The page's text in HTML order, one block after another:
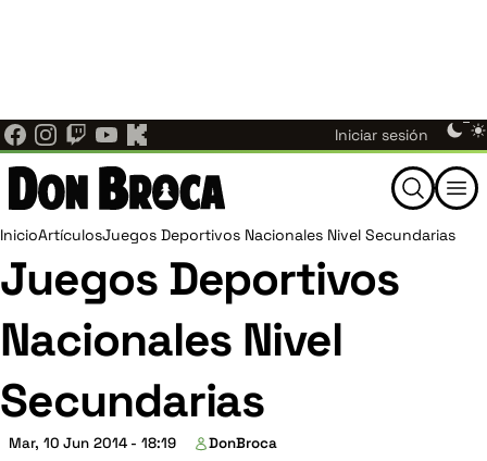
Menú
cuenta
de
usuario
Iniciar sesión
Buscar
Ruta
de
navegación
InicioArtículosJuegos Deportivos Nacionales Nivel Secundarias
Juegos Deportivos
Nacionales Nivel
Secundarias
Mar, 10 Jun 2014 - 18:19 DonBroca